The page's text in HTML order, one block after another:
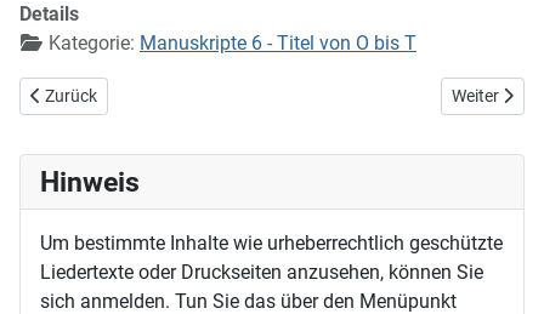
Details
Kategorie: Manuskripte 6 - Titel von O bis T
Vorheriger Beitrag: O Ewigkeit, du Freudenwort
Zurück Nächster
Weiter
Hinweis
Um bestimmte Inhalte wie urheberrechtlich geschützte
Liedertexte oder Druckseiten anzusehen, können Sie
sich anmelden. Tun Sie das über den Menüpunkt